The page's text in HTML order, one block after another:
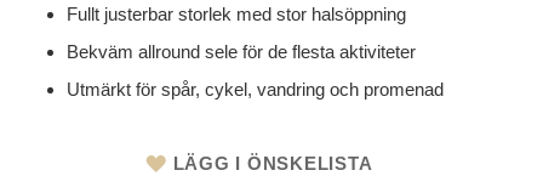
Fullt justerbar storlek med stor halsöppning
Bekväm allround sele för de flesta aktiviteter
Utmärkt för spår, cykel, vandring och promenad
LÄGG I ÖNSKELISTA